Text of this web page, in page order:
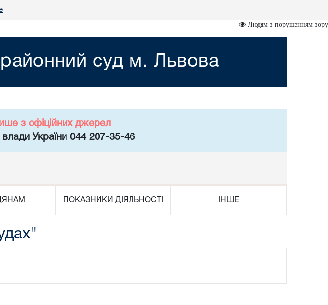
Людям з порушенням зору
районний суд м. Львова
з офіційних джерел
України 044 207-35-46
ПОКАЗНИКИ ДІЯЛЬНОСТІ ІНШЕ